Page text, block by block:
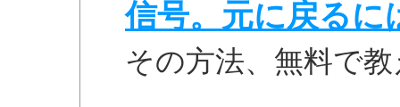
信号。元に戻るに
その方法、無料で